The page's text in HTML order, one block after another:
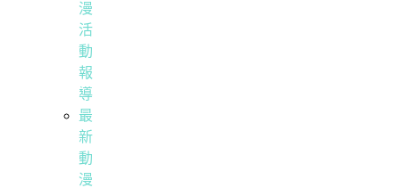
漫
活
動
報
導
最
新
動
漫